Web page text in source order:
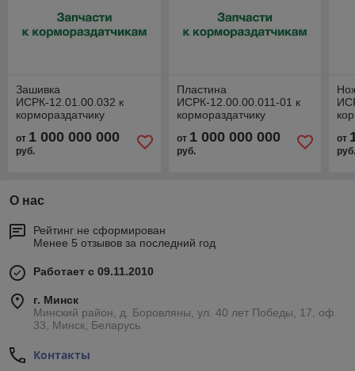
Зашивка
ИСРК-12.01.00.032 к
кормораздатчику
от 1 000 000 000
руб.
Пластина
ИСРК-12.00.00.011-01 к
кормораздатчику
от 1 000 000 000
руб.
от
О нас
Рейтинг не сформирован
Менее 5 отзывов за последний год
Работает с 09.11.2010
г. Минск
Минский район, д. Боровляны, ул. 40 лет Победы, 17, оф.
33, Минск, Беларусь
Контакты